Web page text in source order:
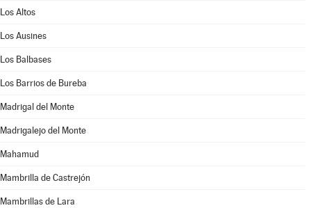
Los Altos
Los Ausines
Los Balbases
Los Barrios de Bureba
Madrigal del Monte
Madrigalejo del Monte
Mahamud
Mambrilla de Castrejón
Mambrillas de Lara